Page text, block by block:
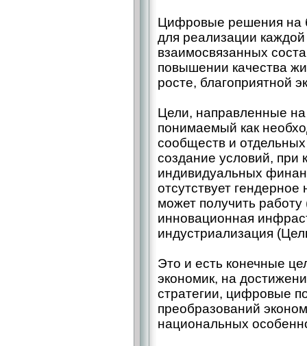
Цифровые решения на
для реализации
взаимосвязанных
повышении качества
росте, благоприятной
Цели, направленные на
понимаемый как
сообществ и
создание условий, при
индивидуальных
отсутствует
может получить
инновационная
индустриализация
Это и есть конечные
экономик, на
стратегии, цифровые
преобразований
национальных